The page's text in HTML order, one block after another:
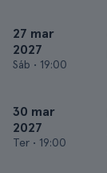
27 mar
2027
Sáb • 19:00
30 mar
2027
Ter • 19:00